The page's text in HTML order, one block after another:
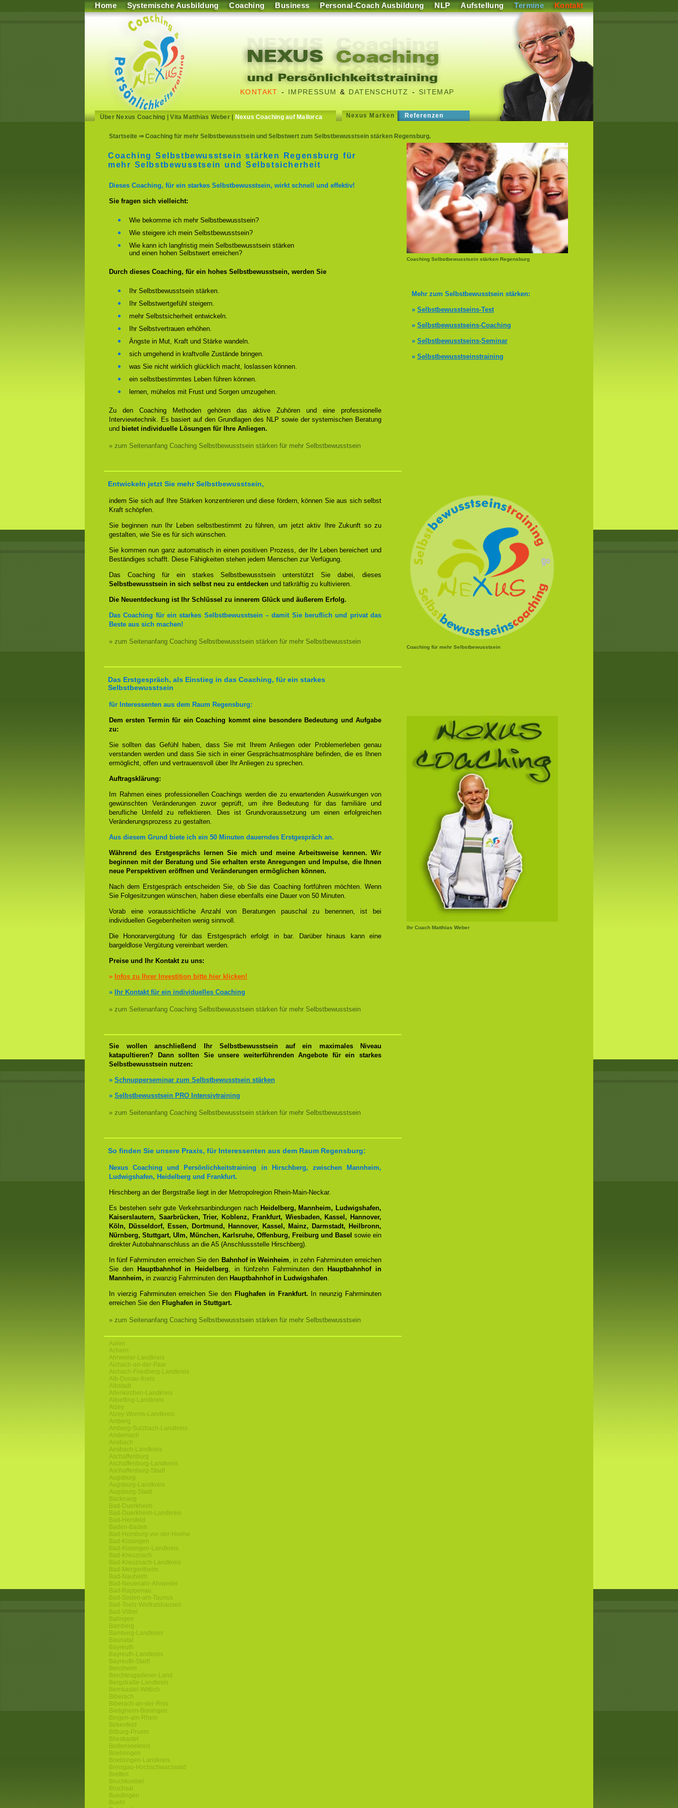
Home Systemische Ausbildung Coaching Business Personal-Coach Ausbildung NLP Aufstellung Termine Kontakt
KONTAKT - IMPRESSUM & DATENSCHUTZ - SITEMAP
Über Nexus Coaching |Vita Matthias Weber| Nexus Coaching auf Mallorca Nexus Marken Referenzen
Startseite ⇒ Coaching für mehr Selbstbewusstsein und Selbstwert zum Selbstbewusstsein stärken Regensburg.
Coaching Selbstbewusstsein stärken Regensburg
Coaching Selbstbewusstsein stärken Regensburg für
mehr Selbstbewusstsein und Selbstsicherheit
Dieses Coaching, für ein starkes Selbstbewusstsein, wirkt schnell und effektiv!
Sie fragen sich vielleicht:
Wie bekomme ich mehr Selbstbewusstsein?
Wie steigere ich mein Selbstbewusstsein?
Wie kann ich langfristig mein Selbstbewusstsein stärken
und einen hohen Selbstwert erreichen?
Durch dieses Coaching, für ein hohes Selbstbewusstsein, werden Sie
Mehr zum Selbstbewusstsein stärken:
» Selbstbewusstseins-Test
» Selbstbewusstseins-Coaching
» Selbstbewusstseins-Seminar
» Selbstbewusstseinstraining
Ihr Selbstbewusstsein stärken.
Ihr Selbstwertgefühl steigern.
mehr Selbstsicherheit entwickeln.
Ihr Selbstvertrauen erhöhen.
Ängste in Mut, Kraft und Stärke wandeln.
sich umgehend in kraftvolle Zustände bringen.
was Sie nicht wirklich glücklich macht, loslassen können.
ein selbstbestimmtes Leben führen können.
lernen, mühelos mit Frust und Sorgen umzugehen.
Zu den Coaching Methoden gehören das aktive Zuhören und eine professionelle
Interviewtechnik. Es basiert auf den Grundlagen des NLP sowie der systemischen Beratung
und bietet individuelle Lösungen für Ihre Anliegen.
» zum Seitenanfang Coaching Selbstbewusstsein stärken für mehr Selbstbewusstsein
Entwickeln jetzt Sie mehr Selbstbewusstsein,
Coaching für mehr Selbstbewusstsein
indem Sie sich auf Ihre Stärken konzentrieren und diese fördern, können Sie aus sich selbst
Kraft schöpfen.
Sie beginnen nun Ihr Leben selbstbestimmt zu führen, um jetzt aktiv Ihre Zukunft so zu
gestalten, wie Sie es für sich wünschen.
Sie kommen nun ganz automatisch in einen positiven Prozess, der Ihr Leben bereichert und
Beständiges schafft. Diese Fähigkeiten stehen jedem Menschen zur Verfügung.
Das Coaching für ein starkes Selbstbewusstsein unterstützt Sie dabei, dieses
Selbstbewusstsein in sich selbst neu zu entdecken und tatkräftig zu kultivieren.
Die Neuentdeckung ist Ihr Schlüssel zu innerem Glück und äußerem Erfolg.
Das Coaching für ein starkes Selbstbewusstsein – damit Sie beruflich und privat das
Beste aus sich machen!
» zum Seitenanfang Coaching Selbstbewusstsein stärken für mehr Selbstbewusstsein
Das Erstgespräch, als Einstieg in das Coaching, für ein starkes
Selbstbewusstsein
für Interessenten aus dem Raum Regensburg:
Ihr Coach Matthias Weber
Dem ersten Termin für ein Coaching kommt eine besondere Bedeutung und Aufgabe
zu:
Sie sollten das Gefühl haben, dass Sie mit Ihrem Anliegen oder Problemerleben genau
verstanden werden und dass Sie sich in einer Gesprächsatmosphäre befinden, die es Ihnen
ermöglicht, offen und vertrauensvoll über Ihr Anliegen zu sprechen.
Auftragsklärung:
Im Rahmen eines professionellen Coachings werden die zu erwartenden Auswirkungen von
gewünschten Veränderungen zuvor geprüft, um ihre Bedeutung für das familiäre und
berufliche Umfeld zu reflektieren. Dies ist Grundvoraussetzung um einen erfolgreichen
Veränderungsprozess zu gestalten.
Aus diesem Grund biete ich ein 50 Minuten dauerndes Erstgespräch an.
Während des Erstgesprächs lernen Sie mich und meine Arbeitsweise kennen. Wir
beginnen mit der Beratung und Sie erhalten erste Anregungen und Impulse, die Ihnen
neue Perspektiven eröffnen und Veränderungen ermöglichen können.
Nach dem Erstgespräch entscheiden Sie, ob Sie das Coaching fortführen möchten. Wenn
Sie Folgesitzungen wünschen, haben diese ebenfalls eine Dauer von 50 Minuten.
Vorab eine voraussichtliche Anzahl von Beratungen pauschal zu benennen, ist bei
individuellen Gegebenheiten wenig sinnvoll.
Die Honorarvergütung für das Erstgespräch erfolgt in bar. Darüber hinaus kann eine
bargeldlose Vergütung vereinbart werden.
Preise und Ihr Kontakt zu uns:
» Infos zu Ihrer Investition bitte hier klicken!
» Ihr Kontakt für ein individuelles Coaching
» zum Seitenanfang Coaching Selbstbewusstsein stärken für mehr Selbstbewusstsein
Sie wollen anschließend Ihr Selbstbewusstsein auf ein maximales Niveau
katapultieren? Dann sollten Sie unsere weiterführenden Angebote für ein starkes
Selbstbewusstsein nutzen:
» Schnupperseminar zum Selbstbewusstsein stärken
» Selbstbewusstsein PRO Intensivtraining
» zum Seitenanfang Coaching Selbstbewusstsein stärken für mehr Selbstbewusstsein
So finden Sie unsere Praxis, für Interessenten aus dem Raum Regensburg:
Nexus Coaching und Persönlichkeitstraining in Hirschberg, zwischen Mannheim,
Ludwigshafen, Heidelberg und Frankfurt.
Hirschberg an der Bergstraße liegt in der Metropolregion Rhein-Main-Neckar.
Es bestehen sehr gute Verkehrsanbindungen nach Heidelberg, Mannheim, Ludwigshafen,
Kaiserslautern, Saarbrücken, Trier, Koblenz, Frankfurt, Wiesbaden, Kassel, Hannover,
Köln, Düsseldorf, Essen, Dortmund, Hannover, Kassel, Mainz, Darmstadt, Heilbronn,
Nürnberg, Stuttgart, Ulm, München, Karlsruhe, Offenburg, Freiburg und Basel sowie ein
direkter Autobahnanschluss an die A5 (Anschlussstelle Hirschberg).
In fünf Fahrminuten erreichen Sie den Bahnhof in Weinheim, in zehn Fahrminuten erreichen
Sie den
Hauptbahnhof in Heidelberg, in fünfzehn Fahrminuten den
Hauptbahnhof in
Mannheim, in zwanzig Fahrminuten den Hauptbahnhof in Ludwigshafen.
In vierzig Fahrminuten erreichen Sie den Flughafen in Frankfurt.
In neunzig Fahrminuten
erreichen Sie den Flughafen in Stuttgart.
» zum Seitenanfang Coaching Selbstbewusstsein stärken für mehr Selbstbewusstsein
Aalen
Achern
Ahrweiler-Landkreis
Aichach-an-der-Paar
Aichach-Friedberg-Landkreis
Alb-Donau-Kreis
Albstadt
Altenkirchen-Landkreis
Altoetting-Landkreis
Alzey
Alzey-Worms-Landkreis
Amberg
Amberg-Sulzbach-Landkreis
Andernach
Ansbach
Ansbach-Landkreis
Aschaffenburg
Aschaffenburg-Landkreis
Aschaffenburg-Stadt
Augsburg
Augsburg-Landkreis
Augsburg-Stadt
Backnang
Bad-Duerkheim
Bad-Duerkheim-Landkreis
Bad-Hersfeld
Baden-Baden
Bad-Homburg-vor-der-Hoehe
Bad-Kissingen
Bad-Kissingen-Landkreis
Bad-Kreuznach
Bad-Kreuznach-Landkreis
Bad-Mergentheim
Bad-Nauheim
Bad-Neuenahr-Ahrweiler
Bad-Rappenau
Bad-Soden-am-Taunus
Bad-Toelz-Wolfratshausen
Bad-Vilbel
Balingen
Bamberg
Bamberg-Landkreis
Baunatal
Bayreuth
Bayreuth-Landkreis
Bayreuth-Stadt
Bensheim
Berchtesgadener-Land
Bergstraße-Landkreis
Bernkastel-Wittlich
Biberach
Biberach-an-der-Riss
Bietigheim-Bissingen
Bingen-am-Rhein
Birkenfeld
Bitburg-Pruem
Blieskastel
Bodenseekreis
Boeblingen
Boeblingen-Landkreis
Breisgau-Hochschwarzwald
Bretten
Bruchkoebel
Bruchsal
Buedingen
Buehl